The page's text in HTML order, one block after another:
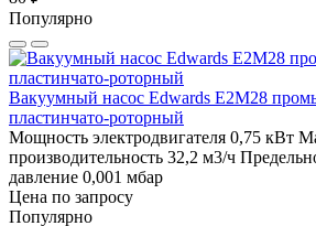
Популярно
Вакуумный насос Edwards E2M28
пластинчато-роторный
Мощность электродвигателя 0,75 кВт
производительность 32,2 м3/ч
давление 0,001 мбар
Цена по запросу
Популярно